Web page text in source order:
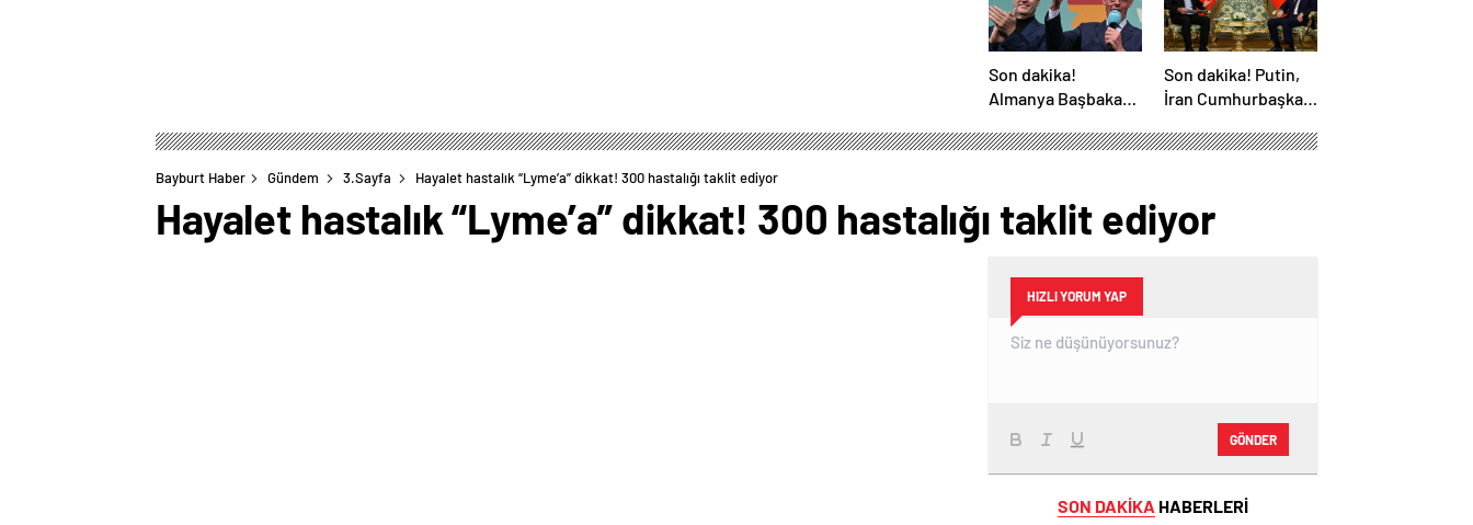
Son dakika!
Almanya Başbakanı
Son dakika! Putin,
İran Cumhurbaşkanı
telefonla görüştü
Bayburt Haber Gündem 3.Sayfa Hayalet hastalık “Lyme’a” dikkat! 300 hastalığı taklit ediyor
Hayalet hastalık “Lyme’a” dikkat! 300 hastalığı taklit ediyor
HIZLI YORUM YAP
GÖNDER
SON DAKİKA HABERLERİ